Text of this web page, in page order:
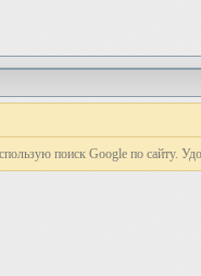
поиск Google по сайту.